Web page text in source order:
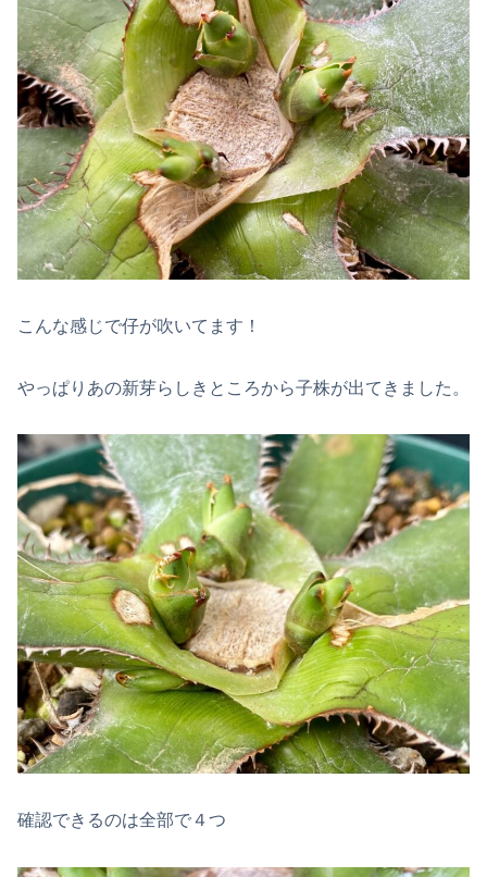
こんな感じで仔が吹いてます！
やっぱりあの新芽らしきところから子株が出てきました。
確認できるのは全部で４つ